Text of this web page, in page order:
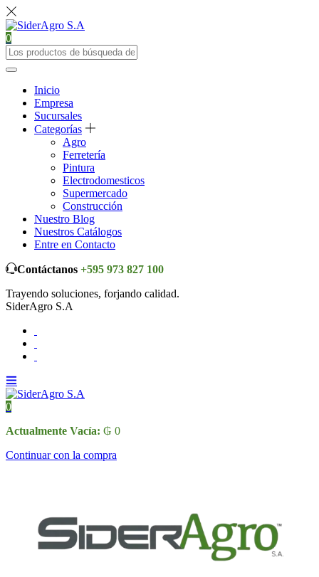
0
Inicio
Empresa
Sucursales
Categorías
Agro
Ferretería
Pintura
Electrodomesticos
Supermercado
Construcción
Nuestro Blog
Nuestros Catálogos
Entre en Contacto
Contáctanos +595 973 827 100
Trayendo soluciones, forjando calidad.
SiderAgro S.A
0
Actualmente Vacía: ₲ 0
Continuar con la compra